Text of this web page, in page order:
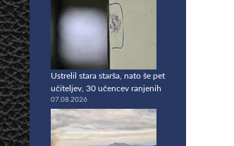
Ustrelil stara starša, nato še pet
učiteljev, 30 učencev ranjenih
07.08.2026